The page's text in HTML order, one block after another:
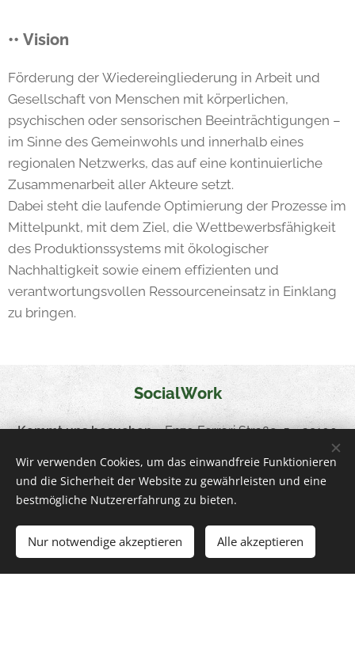
•• Vision
Förderung der Wiedereingliederung in Arbeit und
Gesellschaft von Menschen mit körperlichen,
psychischen oder sensorischen Beeinträchtigungen –
im Sinne des Gemeinwohls und innerhalb eines
regionalen Netzwerks, das auf eine kontinuierliche
Zusammenarbeit aller Akteure setzt.
Dabei steht die laufende Optimierung der Prozesse im
Mittelpunkt, mit dem Ziel, die Wettbewerbsfähigkeit
des Produktionssystems mit ökologischer
Nachhaltigkeit sowie einem effizienten und
verantwortungsvollen Ressourceneinsatz in Einklang
zu bringen.
SocialWork
Kommt uns besuchen••Enzo Ferrari Straße, 5 - 39100
Ruft uns an••+39 0471 054755
MwSt••02845680210Empfängerkodex••T04ZHR3
Wir verwenden Cookies, um das einwandfreie Funktionieren
und die Sicherheit der Website zu gewährleisten und eine
bestmögliche Nutzererfahrung zu bieten.
Nur notwendige akzeptieren Alle akzeptieren